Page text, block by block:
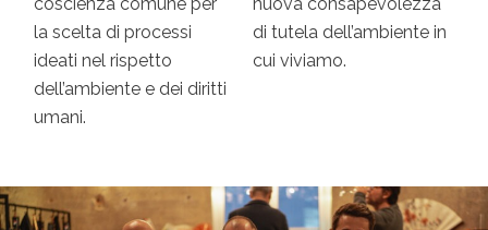
la scelta di processi
ideati nel rispetto
dell’ambiente e dei diritti
umani.
di tutela dell’ambiente in
cui viviamo.